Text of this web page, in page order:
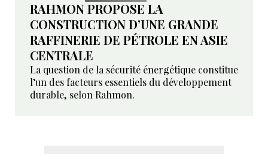
RAHMON PROPOSE LA
CONSTRUCTION D’UNE GRANDE
RAFFINERIE DE PÉTROLE EN ASIE
CENTRALE
La question de la sécurité énergétique constitue
l’un des facteurs essentiels du développement
durable, selon Rahmon.